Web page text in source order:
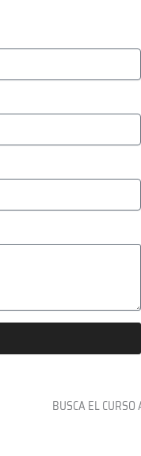
BUSCA EL CURSO